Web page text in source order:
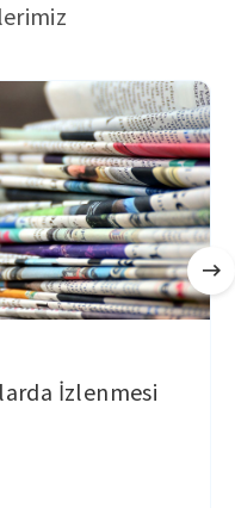
İzlenmesi